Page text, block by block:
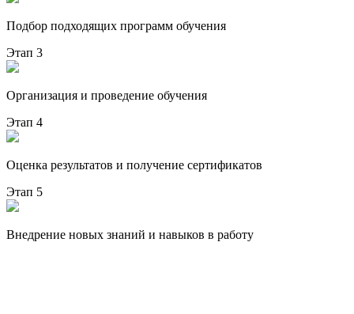
Подбор подходящих программ обучения
Этап 3
Организация и проведение обучения
Этап 4
Оценка результатов и получение сертификатов
Этап 5
Внедрение новых знаний и навыков в работу